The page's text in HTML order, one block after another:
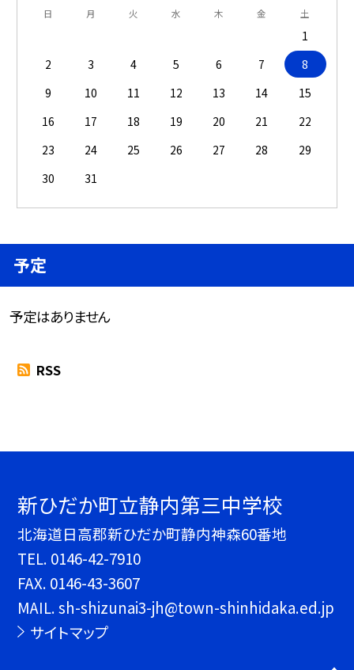
日 月 火 水 木 金 土
1
2
3 4 5 6 7
8
9
10 11 12 13 14
15
16
17 18 19 20 21
22
23
24 25 26 27 28
29
30
31
予定
予定はありません
RSS
新ひだか町立静内第三中学校
北海道日高郡新ひだか町静内神森60番地
TEL. 0146-42-7910
FAX. 0146-43-3607
MAIL. sh-shizunai3-jh@town-shinhidaka.ed.jp
サイトマップ